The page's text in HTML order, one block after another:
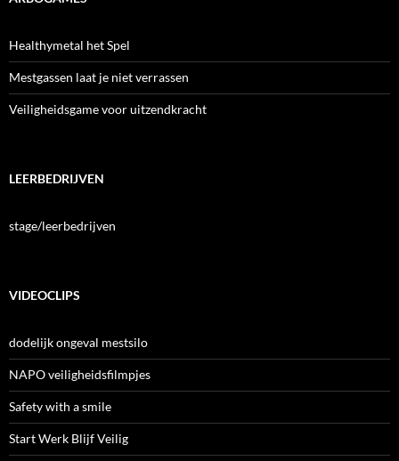
Healthymetal het Spel
Mestgassen laat je niet verrassen
Veiligheidsgame voor uitzendkracht
LEERBEDRIJVEN
stage/leerbedrijven
VIDEOCLIPS
dodelijk ongeval mestsilo
NAPO veiligheidsfilmpjes
Safety with a smile
Start Werk Blijf Veilig